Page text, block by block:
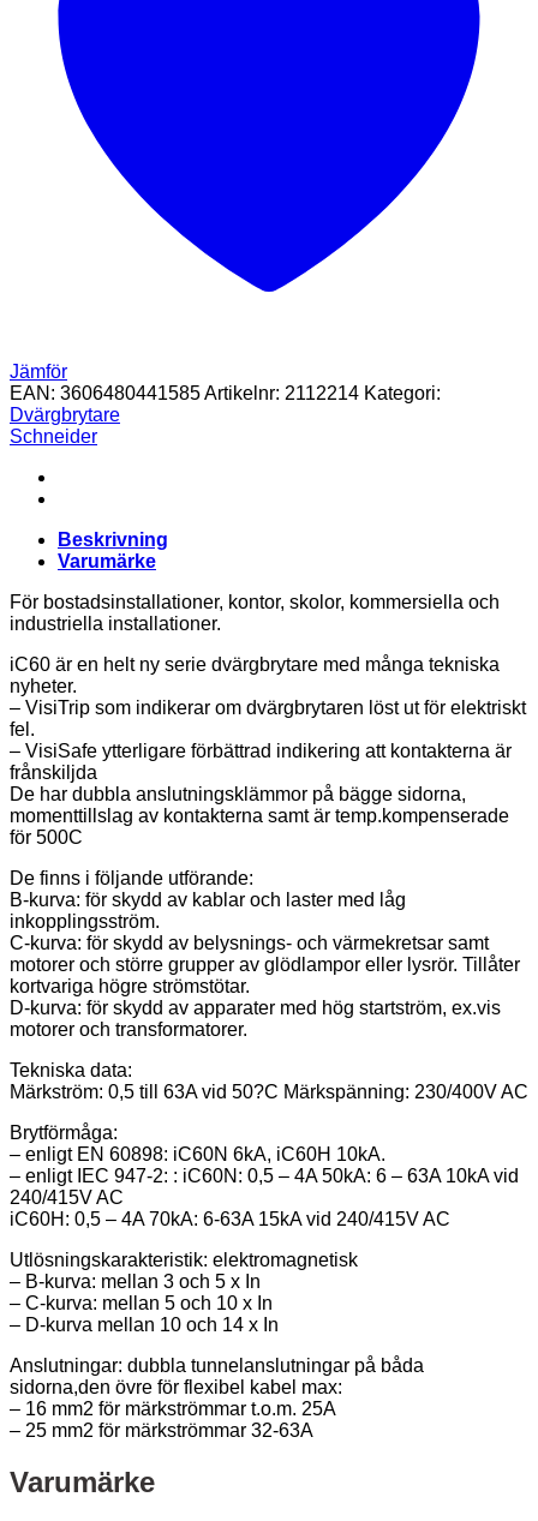
Jämför
EAN: 3606480441585Artikelnr: 2112214 Kategori:
Dvärgbrytare
Schneider
Beskrivning
Varumärke
För bostadsinstallationer, kontor, skolor, kommersiella och
industriella installationer.
iC60 är en helt ny serie dvärgbrytare med många tekniska
nyheter.
– VisiTrip som indikerar om dvärgbrytaren löst ut för elektriskt
fel.
– VisiSafe ytterligare förbättrad indikering att kontakterna är
frånskiljda
De har dubbla anslutningsklämmor på bägge sidorna,
momenttillslag av kontakterna samt är temp.kompenserade
för 500C
De finns i följande utförande:
B-kurva: för skydd av kablar och laster med låg
inkopplingsström.
C-kurva: för skydd av belysnings- och värmekretsar samt
motorer och större grupper av glödlampor eller lysrör. Tillåter
kortvariga högre strömstötar.
D-kurva: för skydd av apparater med hög startström, ex.vis
motorer och transformatorer.
Tekniska data:
Märkström: 0,5 till 63A vid 50?C Märkspänning: 230/400V AC
Brytförmåga:
– enligt EN 60898: iC60N 6kA, iC60H 10kA.
– enligt IEC 947-2: : iC60N: 0,5 – 4A 50kA: 6 – 63A 10kA vid
240/415V AC
iC60H: 0,5 – 4A 70kA: 6-63A 15kA vid 240/415V AC
Utlösningskarakteristik: elektromagnetisk
– B-kurva: mellan 3 och 5 x In
– C-kurva: mellan 5 och 10 x In
– D-kurva mellan 10 och 14 x In
Anslutningar: dubbla tunnelanslutningar på båda
sidorna,den övre för flexibel kabel max:
– 16 mm2 för märkströmmar t.o.m. 25A
– 25 mm2 för märkströmmar 32-63A
Varumärke